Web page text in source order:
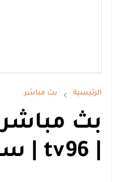
الرئيسية بث مباشر
بث مباشر